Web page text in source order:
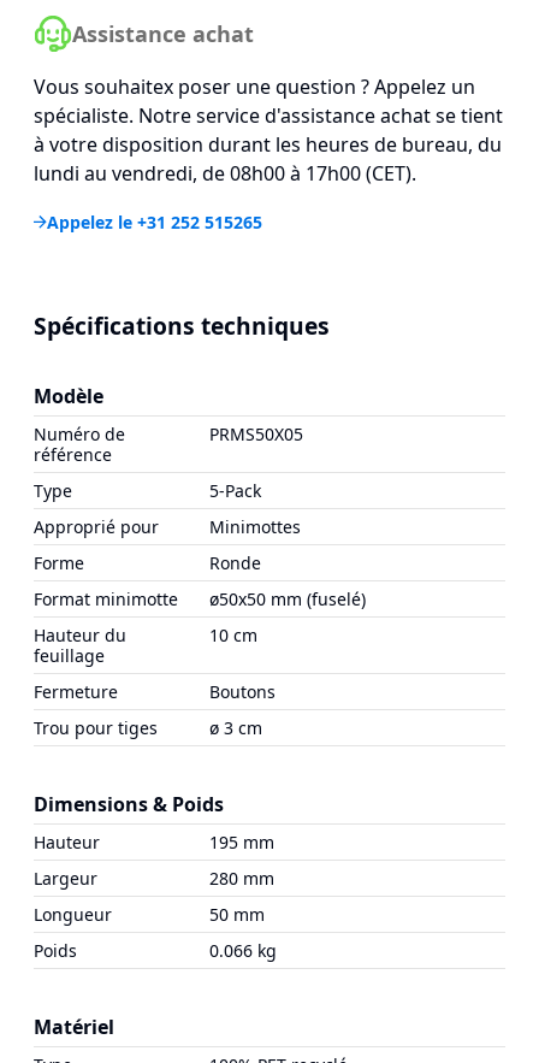
Assistance achat
Vous souhaitex poser une question ? Appelez un
spécialiste. Notre service d'assistance achat se tient
à votre disposition durant les heures de bureau, du
lundi au vendredi, de 08h00 à 17h00 (CET).
Appelez le +31 252 515265
Spécifications techniques
Modèle
Numéro de
référence
PRMS50X05
Type
5-Pack
Approprié pour
Minimottes
Forme
Ronde
Format minimotte
ø50x50 mm (fuselé)
Hauteur du
feuillage
10 cm
Fermeture
Boutons
Trou pour tiges
ø 3 cm
Dimensions & Poids
Hauteur
195 mm
Largeur
280 mm
Longueur
50 mm
Poids
0.066 kg
Matériel